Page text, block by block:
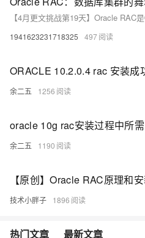
1941623231718325 497
ORACLE 10.2.0.4 rac 安装成
余二五 1256
oracle 10g rac安装过程中所需
余二五 1190
【原创】Oracle RAC原理和
技术小胖子 1896
热门文章 最新文章